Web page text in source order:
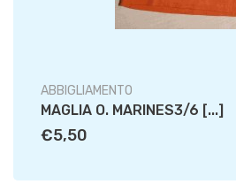
ABBIGLIAMENTO
MAGLIA O. MARINES3/6 [...]
€5,50